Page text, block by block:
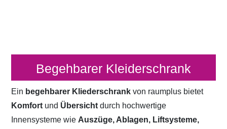
Begehbarer Kleiderschrank
Ein begehbarer Kliederschrankvon raumplus bietet
Komfort und Übersicht durch hochwertige
Innensysteme wie Auszüge, Ablagen, Liftsysteme,